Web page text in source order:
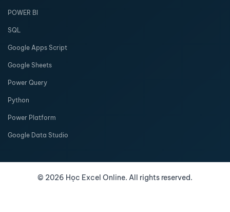
POWER BI
SQL
Google Apps Script
Google Sheets
Power Query
Python
Power Platform
Google Data Studio
© 2026 Học Excel Online. All rights reserved.